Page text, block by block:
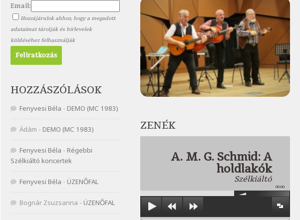
ZENÉK
A. M. G. Schmid: A
holdlakók
Szélkiáltó
00:00
Email:
Hozzájárulok ahhoz, hogy a megadott
adataimat tárolják és hírlevelek
küldéséhez felhasználják
HOZZÁSZÓLÁSOK
Fenyvesi Béla - DEMO (MC 1983)
Ádám - DEMO (MC 1983)
Fenyvesi Béla - Régebbi
Szélkiáltó koncertek
Fenyvesi Béla - ÜZENŐFAL
Bognár Zsuzsanna - ÜZENŐFAL